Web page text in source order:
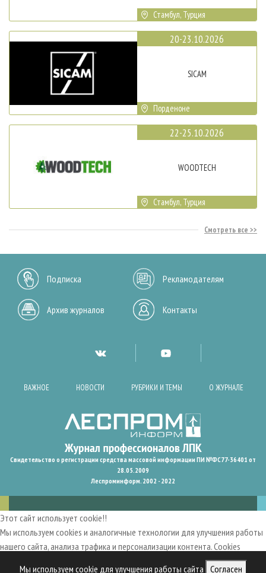
Мы используем cookie для улучшения работы сайта Согласен
Стамбул, Турция
20-23.10.2026
SICAM
Порденоне
22-25.10.2026
WOODTECH
Стамбул, Турция
Смотреть все
Подписка Рекламодателям
Архив журналов Контакты
ВАЖНОЕ НОВОСТИ РУБРИКИ И ТЕМЫ О ЖУРНАЛЕ
Свидетельство о регистрации средства массовой информации ПИ №ФС77-36401 от
28.05.2009
Леспроминформ. 2002 - 2022
Этот сайт использует cookie!!
Мы используем cookies и аналогичные технологии для улучшения работы
нашего сайта, анализа трафика и персонализации контента. Cookies